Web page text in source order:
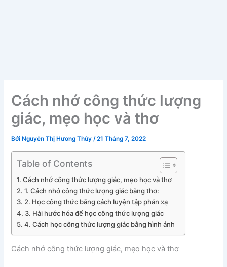
Cách nhớ công thức lượng
giác, mẹo học và thơ
Bởi Nguyễn Thị Hương Thủy/21 Tháng 7, 2022
Table of Contents
Cách nhớ công thức lượng giác, mẹo học và thơ
1. Cách nhớ công thức lượng giác bằng thơ:
2. Học công thức bằng cách luyện tập phản xạ
3. Hài hước hóa để học công thức lượng giác
4. Cách học công thức lượng giác bằng hình ảnh
Cách nhớ công thức lượng giác, mẹo học và thơ